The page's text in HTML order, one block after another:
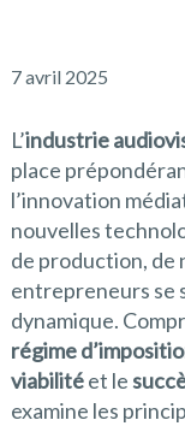
7 avril 2025
L’industrie
place
l’innovation
nouvelles
de production, de
entrepreneurs se
dynamique.
régime
viabilitéet le
examine les